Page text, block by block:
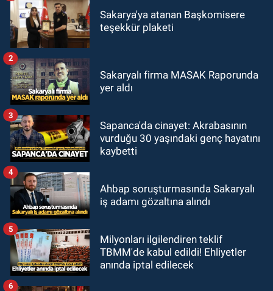
Sakarya'ya atanan Başkomisere
teşekkür plaketi
Sakaryalı firma MASAK Raporunda
yer aldı
2
Sapanca'da cinayet: Akrabasının
vurduğu 30 yaşındaki genç hayatını
kaybetti
3
Ahbap soruşturmasında Sakaryalı
iş adamı gözaltına alındı
4
Milyonları ilgilendiren teklif
TBMM'de kabul edildi! Ehliyetler
anında iptal edilecek
5
6